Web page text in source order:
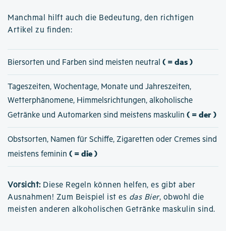
Manchmal hilft auch die Bedeutung, den richtigen
Artikel zu finden:
Biersorten und Farben sind meisten neutral ( = das )
Tageszeiten, Wochentage, Monate und Jahreszeiten,
Wetterphänomene, Himmelsrichtungen, alkoholische
Getränke und Automarken sind meistens maskulin ( = der )
Obstsorten, Namen für Schiffe, Zigaretten oder Cremes sind
meistens feminin ( = die )
Vorsicht:Diese Regeln können helfen, es gibt aber
Ausnahmen! Zum Beispiel ist es das Bier, obwohl die
meisten anderen alkoholischen Getränke maskulin sind.